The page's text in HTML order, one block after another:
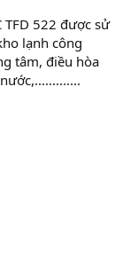
TFD 522 được sử
lạnh công
tâm, điều hòa